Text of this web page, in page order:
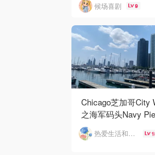
候场喜剧 9
Chicago芝加哥City
之海军码头Navy
热爱生活和自由的轻舞飞扬